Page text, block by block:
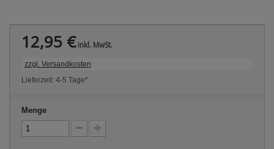
12,95 €inkl. MwSt.
zzgl. Versandkosten
Lieferzeit: 4-5 Tage*
Menge